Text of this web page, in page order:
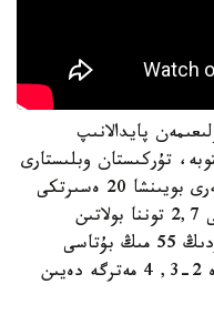
پايدالانىپ
تۇركىستان وبلىستارى
مەن ۇلىتاۋ وبلىستارىنىڭ ۇشۋ ناتيجەلەرى بويىنشا 20 ەسىرتكى
پلانتاتسياسى تابىلدى، جالپى سالماعى 2,7 توننا بولاتىن
قۇرامىندا ەسىرتكىسى بار وسىمدىكتەردىڭ 55 مىڭ بۇتاسى
جويىلدى. بۇتالاردىڭ بيىكتىگى كەيدە 2-3, 4 مەترگە دەيىن